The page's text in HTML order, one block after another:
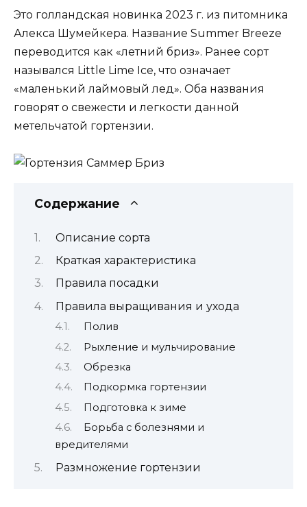
Это голландская новинка 2023 г. из питомника
Алекса Шумейкера. Название Summer Breeze
переводится как «летний бриз». Ранее сорт
назывался Little Lime Ice, что означает
«маленький лаймовый лед». Оба названия
говорят о свежести и легкости данной
метельчатой гортензии.
Содержание
Описание сорта
Краткая характеристика
Правила посадки
Правила выращивания и ухода
Полив
Рыхление и мульчирование
Обрезка
Подкормка гортензии
Подготовка к зиме
Борьба с болезнями и
вредителями
Размножение гортензии